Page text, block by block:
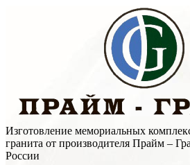
Изготовление мемориальных
гранита от производителя Прайм –
России